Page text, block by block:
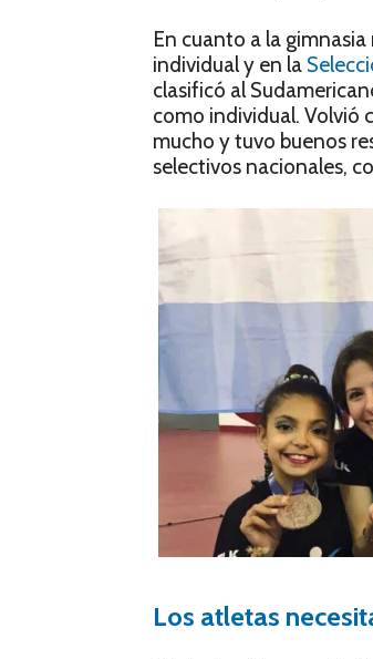
En cuanto a la
individual y en la
clasificó al
como individual. Volvió
mucho y tuvo buenos
selectivos nacionales,
Los atletas